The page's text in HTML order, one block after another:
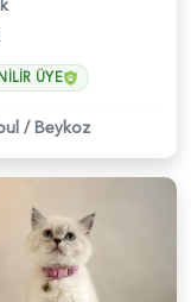
ÜYE
/Beykoz